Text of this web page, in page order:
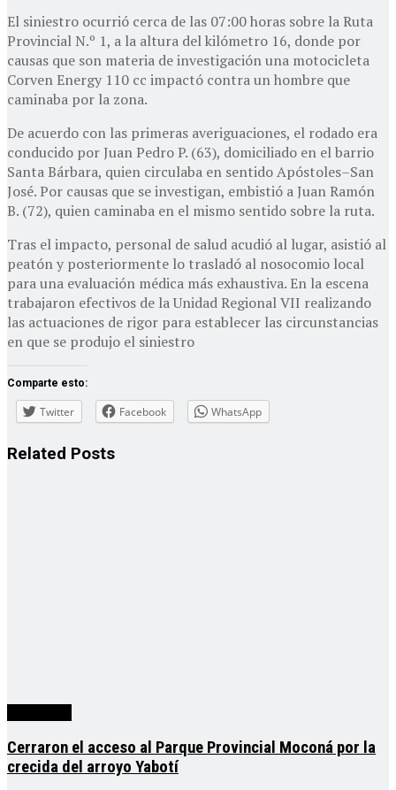
El siniestro ocurrió cerca de las 07:00 horas sobre la Ruta
Provincial N.º 1, a la altura del kilómetro 16, donde por
causas que son materia de investigación una motocicleta
Corven Energy 110 cc impactó contra un hombre que
caminaba por la zona.
De acuerdo con las primeras averiguaciones, el rodado era
conducido por Juan Pedro P. (63), domiciliado en el barrio
Santa Bárbara, quien circulaba en sentido Apóstoles–San
José. Por causas que se investigan, embistió a Juan Ramón
B. (72), quien caminaba en el mismo sentido sobre la ruta.
Tras el impacto, personal de salud acudió al lugar, asistió al
peatón y posteriormente lo trasladó al nosocomio local
para una evaluación médica más exhaustiva. En la escena
trabajaron efectivos de la Unidad Regional VII realizando
las actuaciones de rigor para establecer las circunstancias
en que se produjo el siniestro
Comparte esto:
Twitter Facebook WhatsApp
Related Posts
Cerraron el acceso al Parque Provincial Moconá por la
crecida del arroyo Yabotí